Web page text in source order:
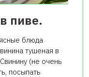
пиве.
блюда
тушеная в
(не очень
посыпать